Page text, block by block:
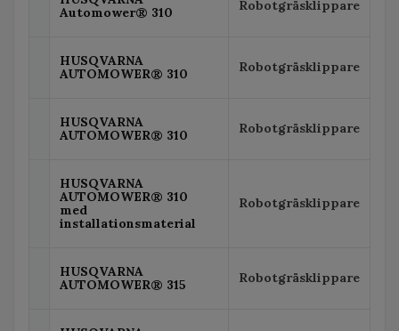
Automower® 310
Robotgräsklippare
HUSQVARNA
AUTOMOWER® 310
Robotgräsklippare
HUSQVARNA
AUTOMOWER® 310
Robotgräsklippare
HUSQVARNA
AUTOMOWER® 310
med
installationsmaterial
Robotgräsklippare
HUSQVARNA
AUTOMOWER® 315
Robotgräsklippare